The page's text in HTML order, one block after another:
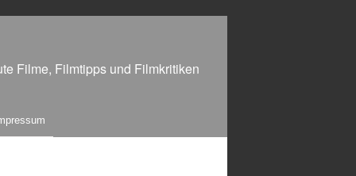
Filme, Filmtipps und Filmkritiken